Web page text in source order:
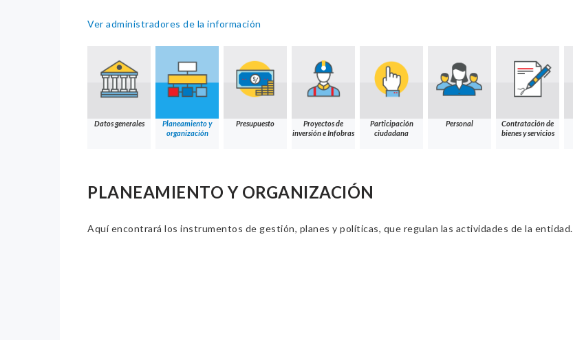
Ver administradores de la información
Datos generales
Planeamiento y
organización
Presupuesto
Proyectos de
inversión e Infobras
Participación
ciudadana
Personal
Contratación de
bienes y servicios
PLANEAMIENTO Y ORGANIZACIÓN
Aquí encontrará los instrumentos de gestión, planes y políticas, que regulan las actividades de la entidad.